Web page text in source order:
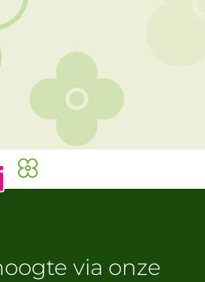
via onze